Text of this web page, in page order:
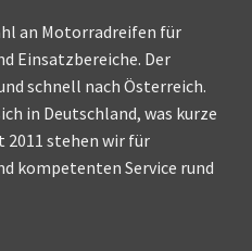
an Motorradreifen für
Einsatzbereiche. Der
schnell nach Österreich.
in Deutschland, was kurze
stehen wir für
kompetenten Service rund